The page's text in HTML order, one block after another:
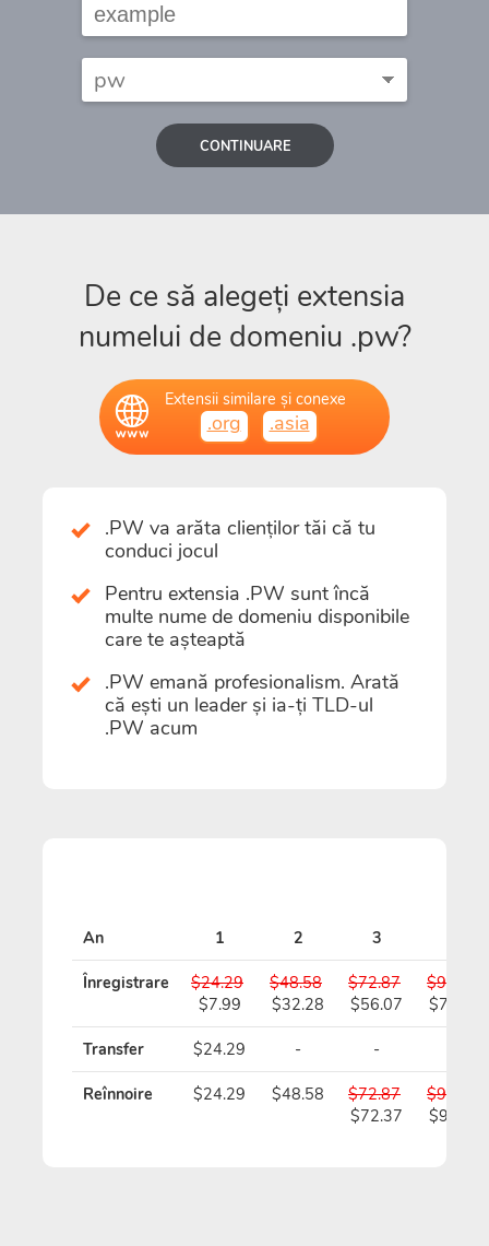
CONTINUARE
De ce să alegeți extensia
numelui de domeniu .pw?
Extensii similare și conexe
.org .asia
.PW va arăta clienților tăi că tu
conduci jocul
Pentru extensia .PW sunt încă
multe nume de domeniu disponibile
care te așteaptă
.PW emană profesionalism. Arată
că ești un leader și ia-ți TLD-ul
.PW acum
An 1 2 3
Înregistrare
$24.29
$7.99
$48.58
$32.28
$72.87
$56.07
$97.16
$79.86
Transfer $24.29 - -
Reînnoire $24.29 $48.58
$72.87
$72.37
$97.16
$96.16